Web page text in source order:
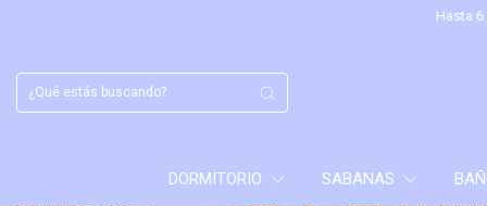
Hasta 6 cuotas sin interés
DORMITORIO SABANAS